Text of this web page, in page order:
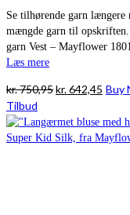
Se tilhørende garn
mængde garn til
garn Vest – Mayflower
Læs mere
kr.750,95Den
pris
var:
kr.642,45 Den
pris
er:
Buy
Tilbud